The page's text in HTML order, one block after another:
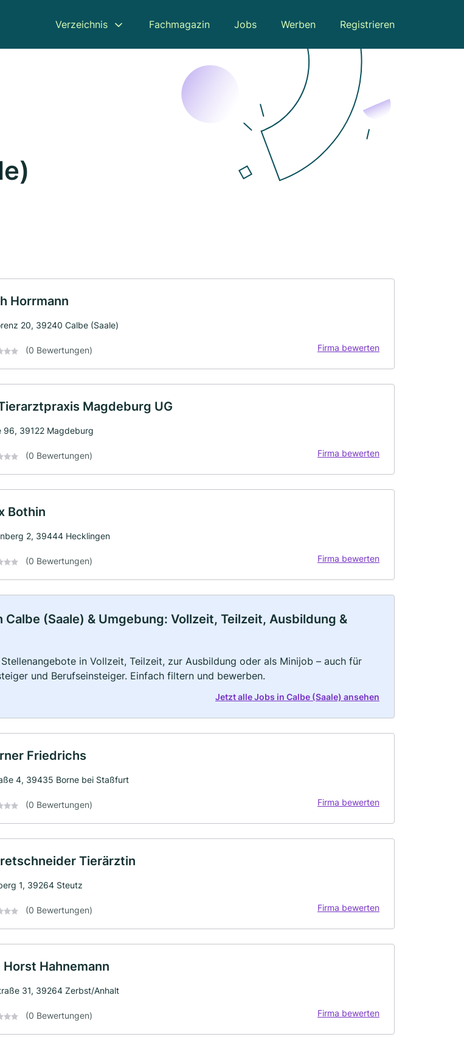
Verzeichnis Fachmagazin Jobs Werben Registrieren
Horrmann
20, 39240 Calbe (Saale)
(0 Bewertungen) Firma bewerten
Magdeburg UG
96, 39122 Magdeburg
(0 Bewertungen) Firma bewerten
Bothin
2, 39444 Hecklingen
(0 Bewertungen) Firma bewerten
Calbe (Saale) & Umgebung: Vollzeit, Teilzeit, Ausbildung &
in Vollzeit, Teilzeit, zur Ausbildung oder als Minijob – auch für
und Berufseinsteiger. Einfach filtern und bewerben.
Jetzt alle Jobs in Calbe (Saale) ansehen
Friedrichs
4, 39435 Borne bei Staßfurt
(0 Bewertungen) Firma bewerten
Tierärztin
1, 39264 Steutz
(0 Bewertungen) Firma bewerten
Horst Hahnemann
31, 39264 Zerbst/Anhalt
(0 Bewertungen) Firma bewerten